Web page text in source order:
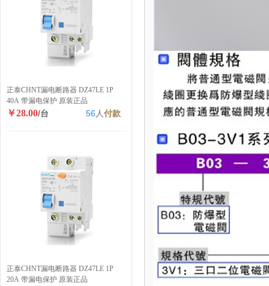
正泰CHNT漏电断路器 DZ47LE 1P
40A 带漏电保护 原装正品
￥28.00/台 56人付款
正泰CHNT漏电断路器 DZ47LE 1P
20A 带漏电保护 原装正品